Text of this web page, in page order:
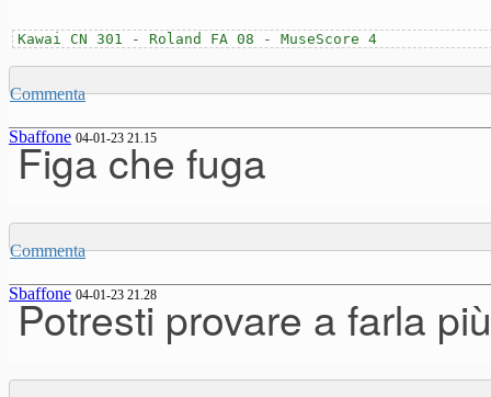
Kawai CN 301 - Roland FA 08 - MuseScore 4
Commenta
Sbaffone 04-01-23 21.15
Figa che fuga
Commenta
Sbaffone 04-01-23 21.28
Potresti provare a farla